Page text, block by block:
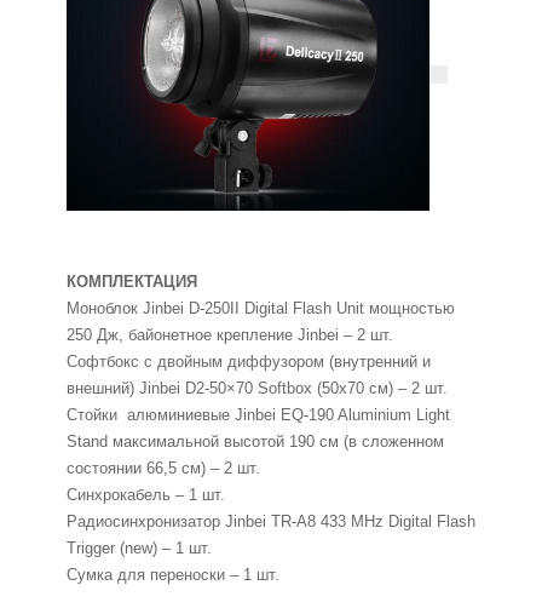
КОМПЛЕКТАЦИЯ
Моноблок Jinbei D-250II Digital Flash Unit мощностью
250 Дж, байонетное крепление Jinbei – 2 шт.
Софтбокс с двойным диффузором (внутренний и
внешний) Jinbei D2-50×70 Softbox (50х70 см) – 2 шт.
Стойки алюминиевые Jinbei EQ-190 Aluminium Light
Stand максимальной высотой 190 см (в сложенном
состоянии 66,5 см) – 2 шт.
Синхрокабель – 1 шт.
Радиосинхронизатор Jinbei TR-A8 433 MHz Digital Flash
Trigger (new) – 1 шт.
Сумка для переноски – 1 шт.